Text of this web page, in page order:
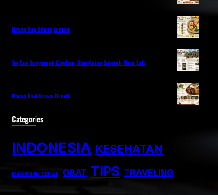
Resep Sup Udang Lemon
Tm Gua Sunyaragi, Cirebon; Rangkaian Sejarah Masa Lalu
Resep Nasi Krawu Gresik
Categories
INDONESIA KESEHATAN
MAKANAN SEHAT OBAT TIPS TRAVELING